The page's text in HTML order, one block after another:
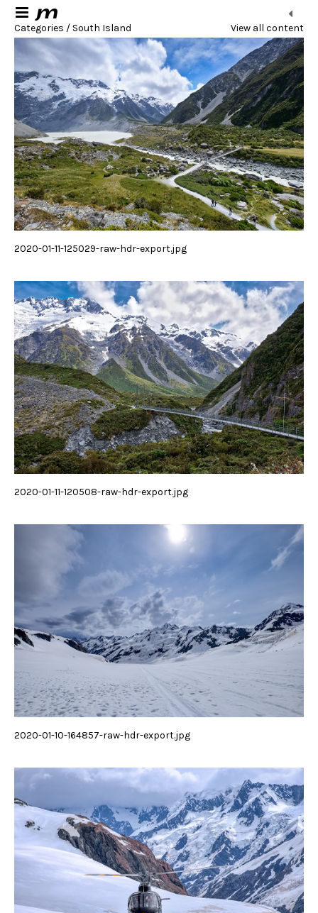
View all content
Categories / South Island
2020-01-11-125029-raw-hdr-export.jpg
2020-01-11-120508-raw-hdr-export.jpg
2020-01-10-164857-raw-hdr-export.jpg